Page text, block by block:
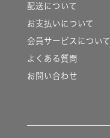
配送について
お支払いについて
会員サービスについて
よくある質問
お問い合わせ